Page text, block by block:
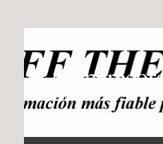
offtherecord
OTR